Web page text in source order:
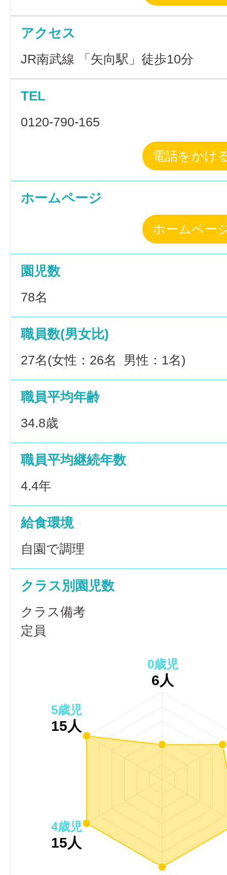
アクセス
JR南武線 「矢向駅」徒歩10分
TEL
0120-790-165
電話をかけ
ホームページ
ホームペー
園児数
78名
職員数(男女比)
27名(女性：26名 男性：1名)
職員平均年齢
34.8歳
職員平均継続年数
4.4年
給食環境
自園で調理
クラス別園児数
クラス備考
定員
0歳児
6人
4歳児
15人
5歳児
15人